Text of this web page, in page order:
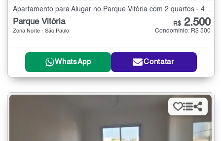
Apartamento para Alugar no Parque Vitória com 2 quartos - 42 m²
Parque Vitória
Zona Norte - São Paulo
R$ 2.500
Condomínio: R$ 500
WhatsApp Contatar